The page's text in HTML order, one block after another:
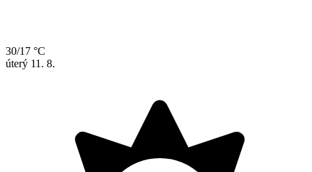
30/17 °C
úterý 11. 8.